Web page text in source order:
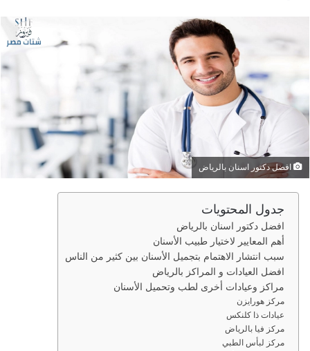
س
ل
ب
ر
ي
ل
ك
ت
و
ن
ي
ا
افضل دكتور اسنان بالرياض
جدول المحتويات
افضل دكتور اسنان بالرياض
أهم المعايير لاختيار طبيب الأسنان
سبب انتشار الاهتمام بتجميل الأسنان بين كثير من الناس
افضل العيادات و المراكز بالرياض
مراكز وعيادات أخرى لطب وتحميل الأسنان
مركز هورايزن
عيادات ذا كلنكس
مركز فيا بالرياض
مركز لبأس الطبي